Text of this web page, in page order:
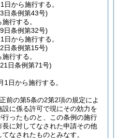
から施行する。
日条例第43号)
行する。
日条例第32号)
から施行する。
日条例第15号)
行する。
日条例第71号)
日から施行する。
前の第5条の2第2項の規定によ
に係る許可で現にその効力を
ったものと、この条例の施行
に対してなされた申請その他
なされたものとみなす。